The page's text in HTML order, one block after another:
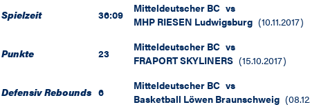
Spielzeit 36:09 Mitteldeutscher BC vs
MHP RIESEN Ludwigsburg (10.11.2017)
Punkte 23 Mitteldeutscher BC vs
FRAPORT SKYLINERS (15.10.2017)
Defensiv Rebounds 6 Mitteldeutscher BC vs
Basketball Löwen Braunschweig (